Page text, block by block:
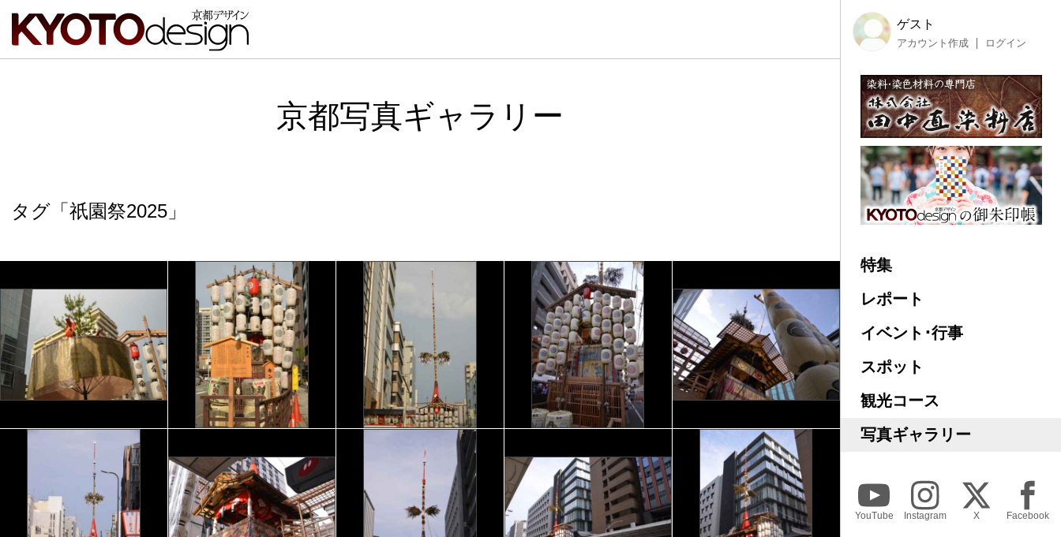
京都写真ギャラリー
タグ「祇園祭2025」
ゲスト
アカウント作成 ログイン
特集
レポート
イベント･行事
スポット
観光コース
写真ギャラリー
YouTube Instagram X Facebook